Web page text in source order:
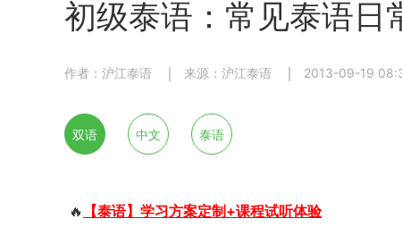
初级泰语：常见泰语日
作者：沪江泰语 来源：沪江泰语 2013-09-19
双语 中文 泰语
🔥 【泰语】学习方案定制+课程试听体验